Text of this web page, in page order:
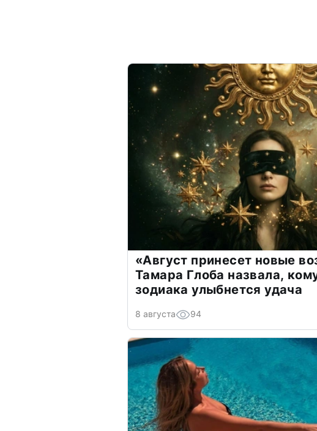
«Август принесет новые
Тамара Глоба назвала,
зодиака улыбнется удача
8 августа 94